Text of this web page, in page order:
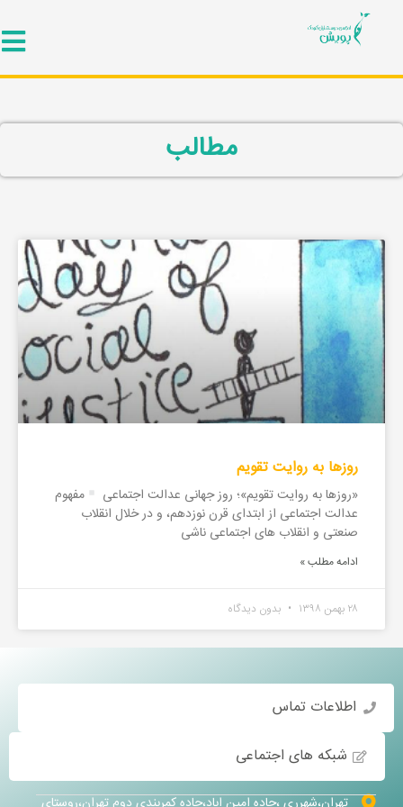
مطالب
روزها به روایت تقویم
«روزها به روایت تقویم»؛ روز جهانی عدالت اجتماعی
مفهوم
عدالت اجتماعی از ابتدای قرن نوزدهم، و در خلال انقلاب
صنعتی و انقلاب های اجتماعی ناشی
ادامه مطلب »
۲۸ بهمن ۱۳۹۸ بدون دیدگاه
اطلاعات تماس
شبکه های اجتماعی